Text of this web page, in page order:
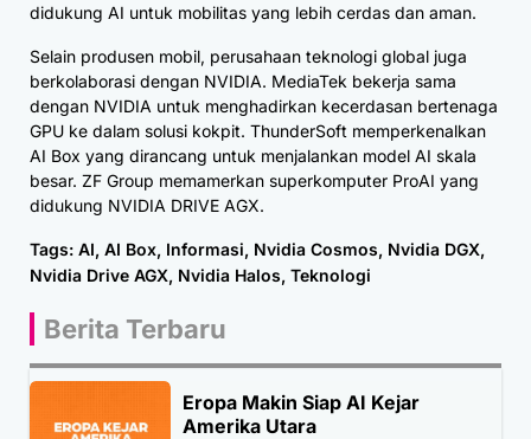
didukung AI untuk mobilitas yang lebih cerdas dan aman.
Selain produsen mobil, perusahaan teknologi global juga
berkolaborasi dengan NVIDIA. MediaTek bekerja sama
dengan NVIDIA untuk menghadirkan kecerdasan bertenaga
GPU ke dalam solusi kokpit. ThunderSoft memperkenalkan
AI Box yang dirancang untuk menjalankan model AI skala
besar. ZF Group memamerkan superkomputer ProAI yang
didukung NVIDIA DRIVE AGX.
Tags: AI, AI Box, Informasi, Nvidia Cosmos, Nvidia DGX,
Nvidia Drive AGX, Nvidia Halos, Teknologi
Berita Terbaru
Eropa Makin Siap AI Kejar
Amerika Utara